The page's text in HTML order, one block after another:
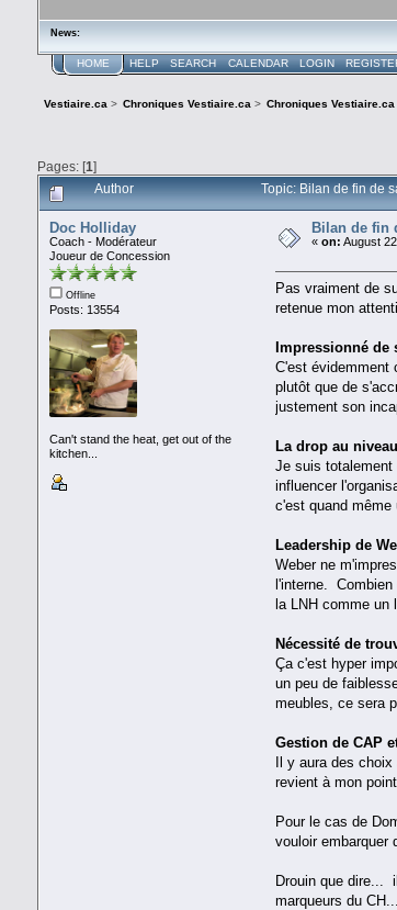
News:
HOME HELP SEARCH CALENDAR LOGIN
Vestiaire.ca > Chroniques Vestiaire.ca > Chroniques Vestiaire.ca
Pages: [1]
Author Topic: Bilan de fin de
Doc Holliday
Coach - Modérateur
Joueur de Concession
Offline
Posts: 13554
Can't stand the heat, get out of the
kitchen...
Bilan de fin
« on: August
Pas vraiment de
retenue mon
Impressionné
C'est évidemment
plutôt que de
justement son
La drop au
Je suis totalement
influencer
c'est quand même
Leadership de
Weber ne
l'interne.
la LNH comme
Nécessité de
Ça c'est hyper
un peu de
meubles, ce sera
Gestion de CAP
Il y aura des
revient à mon
Pour le cas de
vouloir embarquer
Drouin que dire...
marqueurs du